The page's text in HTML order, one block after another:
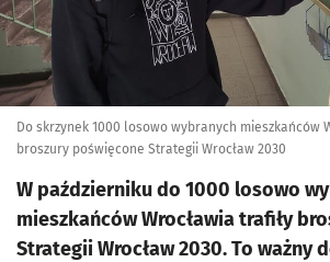
Do skrzynek 1000 losowo wybranych mieszkańców
broszury poświęcone Strategii Wrocław 2030
W październiku do 1000 losowo
mieszkańców Wrocławia trafiły
Strategii Wrocław 2030. To ważny